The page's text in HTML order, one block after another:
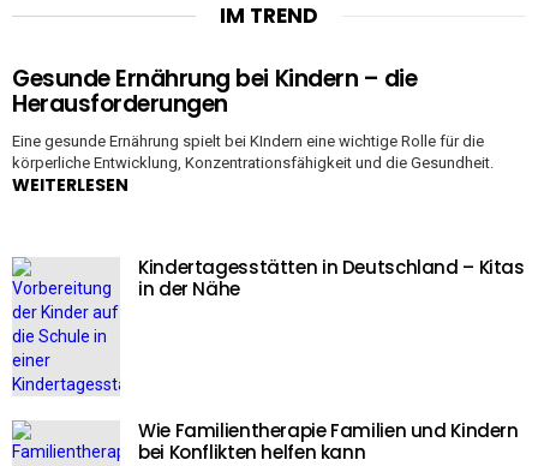
IM TREND
Gesunde Ernährung bei Kindern – die
Herausforderungen
Eine gesunde Ernährung spielt bei KIndern eine wichtige Rolle für die
körperliche Entwicklung, Konzentrationsfähigkeit und die Gesundheit.
WEITERLESEN
Kindertagesstätten in Deutschland – Kitas
in der Nähe
Wie Familientherapie Familien und Kindern
bei Konflikten helfen kann